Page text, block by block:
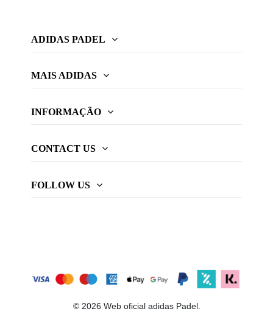
ADIDAS PADEL
MAIS ADIDAS
INFORMAÇÃO
CONTACT US
FOLLOW US
© 2026 Web oficial adidas Padel.